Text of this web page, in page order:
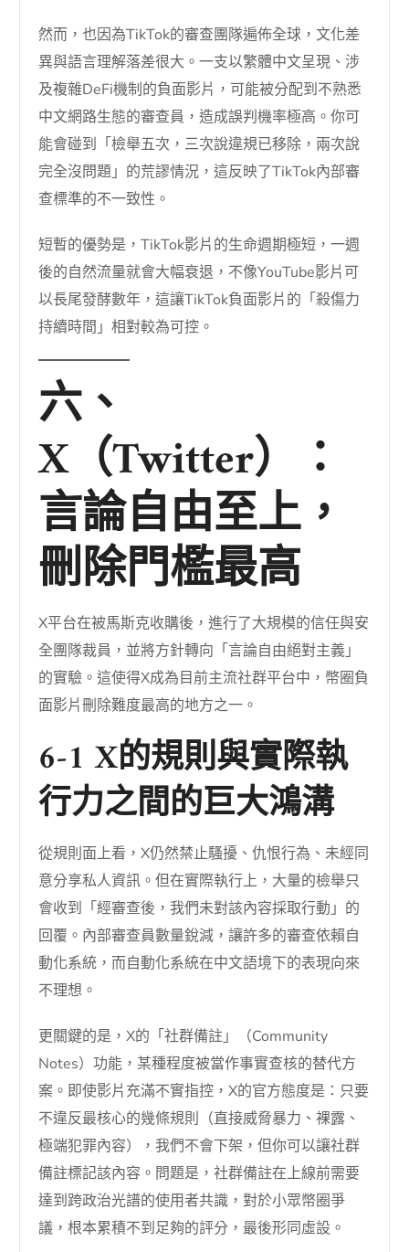
然而，也因為TikTok的審查團隊遍佈全球，文化差
異與語言理解落差很大。一支以繁體中文呈現、涉
及複雜DeFi機制的負面影片，可能被分配到不熟悉
中文網路生態的審查員，造成誤判機率極高。你可
能會碰到「檢舉五次，三次說違規已移除，兩次說
完全沒問題」的荒謬情況，這反映了TikTok內部審
查標準的不一致性。
短暫的優勢是，TikTok影片的生命週期極短，一週
後的自然流量就會大幅衰退，不像YouTube影片可
以長尾發酵數年，這讓TikTok負面影片的「殺傷力
持續時間」相對較為可控。
六、
X（Twitter）：
言論自由至上，
刪除門檻最高
X平台在被馬斯克收購後，進行了大規模的信任與安
全團隊裁員，並將方針轉向「言論自由絕對主義」
的實驗。這使得X成為目前主流社群平台中，幣圈負
面影片刪除難度最高的地方之一。
6-1 X的規則與實際執
行力之間的巨大鴻溝
從規則面上看，X仍然禁止騷擾、仇恨行為、未經同
意分享私人資訊。但在實際執行上，大量的檢舉只
會收到「經審查後，我們未對該內容採取行動」的
回覆。內部審查員數量銳減，讓許多的審查依賴自
動化系統，而自動化系統在中文語境下的表現向來
不理想。
更關鍵的是，X的「社群備註」（Community
Notes）功能，某種程度被當作事實查核的替代方
案。即使影片充滿不實指控，X的官方態度是：只要
不違反最核心的幾條規則（直接威脅暴力、裸露、
極端犯罪內容），我們不會下架，但你可以讓社群
備註標記該內容。問題是，社群備註在上線前需要
達到跨政治光譜的使用者共識，對於小眾幣圈爭
議，根本累積不到足夠的評分，最後形同虛設。